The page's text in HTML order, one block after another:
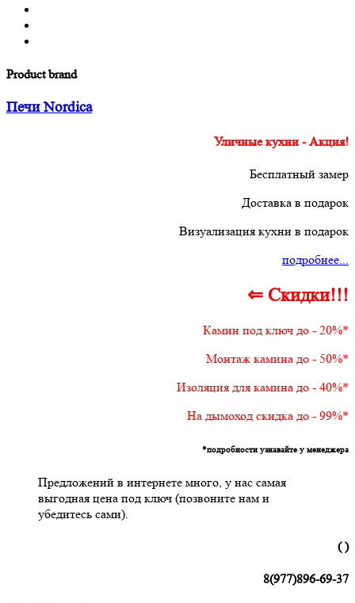
Product brand
Печи Nordica
Уличные кухни - Акция!
Бесплатный замер
Доставка в подарок
Визуализация кухни в подарок
подробнее...
⇐ Скидки!!!
Камин под ключ до - 20%*
Монтаж камина до - 50%*
Изоляция для камина до - 40%*
На дымоход скидка до - 99%*
*подробности узнавайте у менеджера
Предложений в интернете много, у нас самая
выгодная цена под ключ (позвоните нам и
убедитесь сами).
( )
8(977)896-69-37